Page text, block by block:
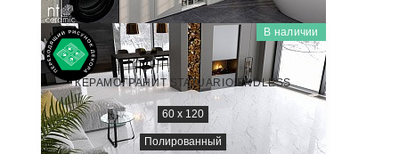
В наличии
MARMO
NTT99506P
КЕРАМОГРАНИТ STATUARIO ENDLESS
60 x 120
Полированный